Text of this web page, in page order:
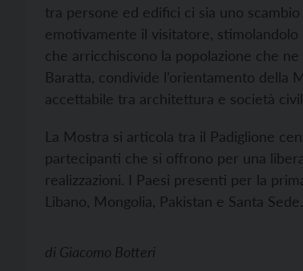
tra persone ed edifici ci sia uno
emotivamente il visitatore,
che arricchiscono la popolazione che
Baratta, condivide l’orientamento della
accettabile tra architettura e società
La Mostra si articola tra il Padiglione
partecipanti che si offrono per una
realizzazioni. I Paesi presenti per la
Libano, Mongolia, Pakistan e Santa Sede.
di Giacomo Botteri